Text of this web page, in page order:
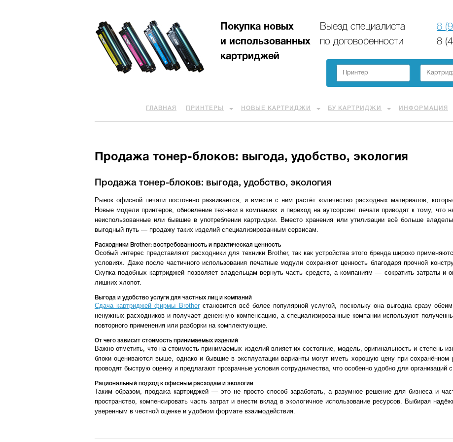
Покупка новых
и использованных
картриджей
Выезд специалиста
по договоренности
8
8
ГЛАВНАЯ ПРИНТЕРЫ НОВЫЕ КАРТРИДЖИ БУ КАРТРИДЖИ ИНФОРМАЦИЯ
Продажа тонер-блоков: выгода, удобство, экология
Продажа тонер-блоков: выгода, удобство, экология
Рынок офисной печати постоянно развивается, и вместе с ним растёт количество расходных материалов,
Новые модели принтеров, обновление техники в компаниях и переход на аутсорсинг печати приводят к тому, что
неиспользованные или бывшие в употреблении картриджи. Вместо хранения или утилизации всё больше
выгодный путь — продажу таких изделий специализированным сервисам.
Расходники Brother: востребованность и практическая ценность
Особый интерес представляют расходники для техники Brother, так как устройства этого бренда широко
условиях. Даже после частичного использования печатные модули сохраняют ценность благодаря прочной
Скупка подобных картриджей позволяет владельцам вернуть часть средств, а компаниям — сократить затраты и
лишних хлопот.
Выгода и удобство услуги для частных лиц и компаний
Сдача картриджей фирмы Brotherстановится всё более популярной услугой, поскольку она выгодна сразу
ненужных расходников и получает денежную компенсацию, а специализированные компании используют
повторного применения или разборки на комплектующие.
От чего зависит стоимость принимаемых изделий
Важно отметить, что на стоимость принимаемых изделий влияет их состояние, модель, оригинальность и степень
блоки оцениваются выше, однако и бывшие в эксплуатации варианты могут иметь хорошую цену при
проводят быструю оценку и предлагают прозрачные условия сотрудничества, что особенно удобно для
Рациональный подход к офисным расходам и экологии
Таким образом, продажа картриджей — это не просто способ заработать, а разумное решение для бизнеса и
пространство, компенсировать часть затрат и внести вклад в экологичное использование ресурсов. Выбирая
уверенным в честной оценке и удобном формате взаимодействия.